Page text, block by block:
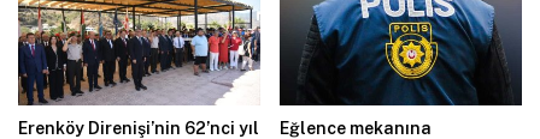
Erenköy Direnişi’nin 62’nci yıl
Eğlence mekanına